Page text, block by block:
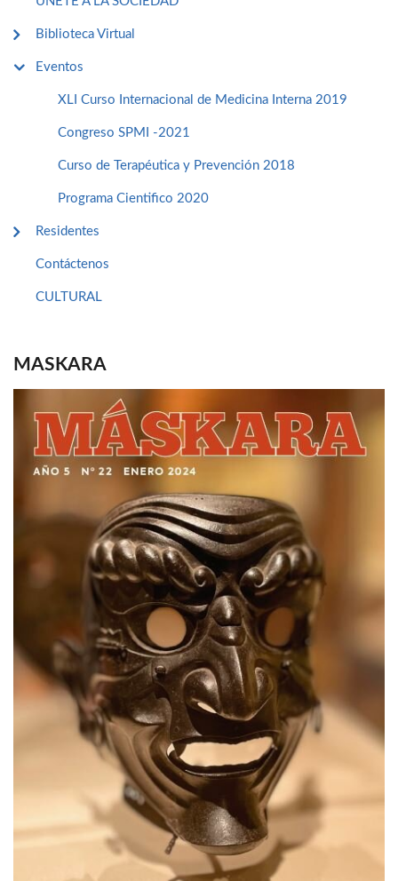
Biblioteca Virtual
Eventos
XLI Curso Internacional de Medicina Interna 2019
Congreso SPMI -2021
Curso de Terapéutica y Prevención 2018
Programa Cientifico 2020
Residentes
Contáctenos
CULTURAL
MASKARA